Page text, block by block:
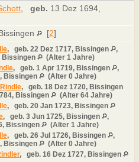
geb. 13 Dez 1694,
[2]
, geb. 22 Dez 1717, Bissingen
,
Bissingen
(Alter 1 Jahre)
, geb. 1 Apr 1719, Bissingen
,
Bissingen (Alter 0 Jahre)
, geb. 18 Dez 1720, Bissingen
Bissingen
(Alter 64 Jahre)
, geb. 20 Jan 1723, Bissingen
, geb. 3 Jun 1725, Bissingen
,
Bissingen
(Alter 1 Jahre)
, geb. 26 Jul 1726, Bissingen
,
Bissingen
(Alter 0 Jahre)
, geb. 16 Dez 1727, Bissingen